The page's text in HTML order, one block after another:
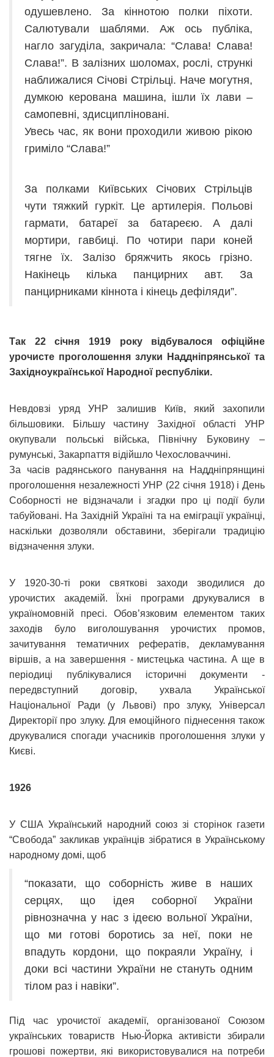
одушевлено. За кіннотою полки піхоти.
Салютували шаблями. Аж ось публіка,
нагло загуділа, закричала: “Слава! Слава!
Слава!”. В залізних шоломах, рослі, стрункі
наближалися Січові Стрільці. Наче могутня,
думкою керована машина, ішли їх лави –
самопевні, здисципліновані.
Увесь час, як вони проходили живою рікою
гриміло “Слава!”
За полками Київських Січових Стрільців
чути тяжкий гуркіт. Це артилерія. Польові
гармати, батареї за батареєю. А далі
мортири, гавбиці. По чотири пари коней
тягне їх. Залізо бряжчить якось грізно.
Накінець кілька панцирних авт. За
панцирниками кіннота і кінець дефіляди”.
Так 22 січня 1919 року відбувалося офіційне
урочисте проголошення злуки Наддніпрянської та
Західноукраїнської Народної республіки.
Невдовзі уряд УНР залишив Київ, який захопили
більшовики. Більшу частину Західної області УНР
окупували польські війська, Північну Буковину –
румунські, Закарпаття відійшло Чехословаччині.
За часів радянського панування на Наддніпрянщині
проголошення незалежності УНР (22 січня 1918) і День
Соборності не відзначали і згадки про ці події були
табуйовані. На Західній Україні та на еміграції українці,
наскільки дозволяли обставини, зберігали традицію
відзначення злуки.
У 1920-30-ті роки святкові заходи зводилися до
урочистих академій. Їхні програми друкувалися в
україномовній пресі. Обов’язковим елементом таких
заходів було виголошування урочистих промов,
зачитування тематичних рефератів, декламування
віршів, а на завершення - мистецька частина. А ще в
періодиці публікувалися історичні документи -
передвступний договір, ухвала Української
Національної Ради (у Львові) про злуку, Універсал
Директорії про злуку. Для емоційного піднесення також
друкувалися спогади учасників проголошення злуки у
Києві.
1926
У США Український народний союз зі сторінок газети
“Свобода” закликав українців зібратися в Українському
народному домі, щоб
“показати, що соборність живе в наших
серцях, що ідея соборної України
рівнозначна у нас з ідеєю вольної України,
що ми готові боротись за неї, поки не
впадуть кордони, що покраяли Україну, і
доки всі частини України не стануть одним
тілом раз і навіки”.
Під час урочистої академії, організованої Союзом
українських товариств Нью-Йорка активісти збирали
грошові пожертви, які використовувалися на потреби